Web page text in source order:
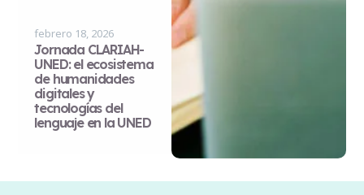
febrero 18, 2026
Jornada CLARIAH-
UNED: el ecosistema
de humanidades
digitales y
tecnologías del
lenguaje en la UNED